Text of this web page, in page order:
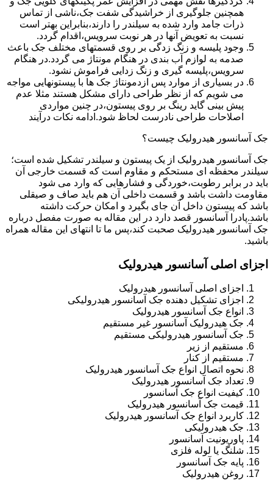
همچنین جلوگیری از خراشیدگی شفت جک،ناشی از تماس
ذرات جامد وارد شده به سیلندر را دارند،بنابراین بهتر است
نسبت به تعویض آنها در هر نوبت سرویس،اقدام گردد.
وجود پلیسه و زنگ زدگی بر روی قسمتهای مختلف جک باعث
صدمه به لوازم آب بندی در هنگام مونتاژ می گردد.در هنگام
سرویس،پلیسه گیری و زنگ زدایی فراموش نشود.
در بسیاری از موارد پس ازدمونتاژ جک ها با پیستونهایی مواجه
می شویم که از نظر طراحی دارای مشکل هستند مثلا عدم
پیش بینی گاید رینگ بر روی پیستون،در چنین مواردی
اصلاحات طراحی نادرست لحاظ شود.ادامه نکات درآیند
جک آسانسور هیدرولیک چیست؟
جک آسانسور هیدرولیک از یک پیستون و سیلندر تشکیل شده است؛
سیلندر محفظه ای مستحکم و مقاوم است که قسمت خارجی آن
باید در برابر رطوبت،خوردگی و فشارهایی که وارد می شود
مقاومت داشت باشد و قسمت داخلی آن هم باید صاف و صیقلی
باشد که پیستون داخل آن جای بگیرد و امکان حرکت داشته
باشد.پادرا آسانسور قصد دارد در این مقاله به صورت مفصل درباره
جک آسانسور هیدرولیک صحبت کند،پس ما تا انتهای این مقاله همراه
باشید.
اجزای اصلی آسانسور هیدرولیک
اجزای اصلی آسانسور هیدرولیک
اجزای تشکیل دهنده جک آسانسور هیدرولیکی
انواع جک آسانسور هیدرولیک
جک هیدرولیک آسانسور غیر مستقیم
جک آسانسور هیدرولیکی مستقیم
مستقیم از زیر
مستقیم از کنار
نحوه اتصال انواع جک آسانسور هیدرولیک
تعداد جک آسانسور هیدرولیک
کیفیت انواع جک آسانسور
قیمت جک آسانسور هیدرولیک
کاربرد انواع جک آسانسور هیدرولیک
جک هیدرولیکی
پاوریونیت آسانسور
شلنگ یا لوله فلزی
پایه جک آسانسور
روغن هیدرولیک